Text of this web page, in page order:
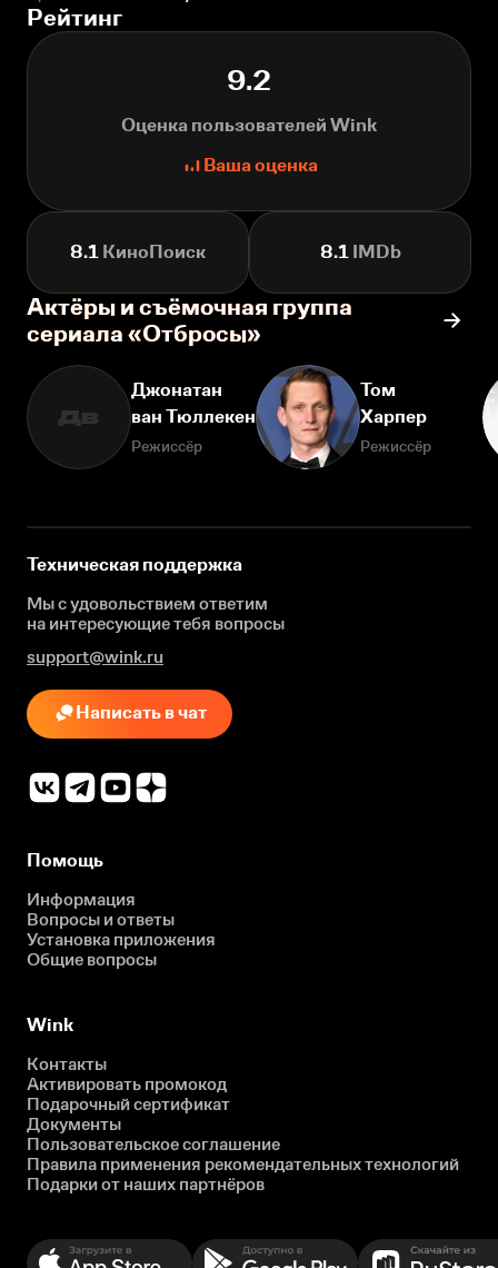
Рейтинг
9.2
Оценка пользователей Wink
Ваша оценка
8.1 КиноПоиск 8.1IMDb
Актёры и съёмочная группа
сериала «Отбросы»
Дв
Джонатан
ван Тюллекен
Режиссёр
Том
Харпер
Режиссёр
Техническая поддержка
Мы с удовольствием ответим
на интересующиетебя вопросы
support@wink.ru
Написать в чат
Помощь
Информация
Вопросы и ответы
Установка приложения
Общие вопросы
Wink
Контакты
Активировать промокод
Подарочный сертификат
Документы
Пользовательское соглашение
Правила применения рекомендательных технологий
Подарки от наших партнёров